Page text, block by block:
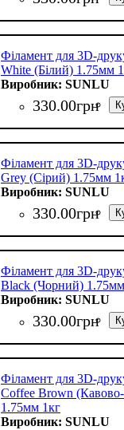
Філамент для 3D-
White (Білий) 1.75мм
SUNLU
330.00грн
Філамент для 3D-
Grey (Сірий) 1.75мм
SUNLU
330.00грн
Філамент для 3D-
Black (Чорний)
SUNLU
330.00грн
Філамент для 3D-
Coffee Brown
1.75мм 1кг
SUNLU